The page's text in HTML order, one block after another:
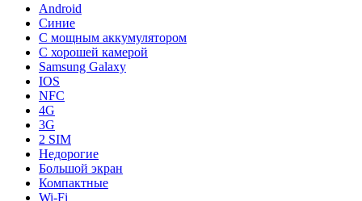
Android
Синие
С мощным аккумулятором
С хорошей камерой
Samsung Galaxy
IOS
NFC
4G
3G
2 SIM
Недорогие
Большой экран
Компактные
Wi-Fi